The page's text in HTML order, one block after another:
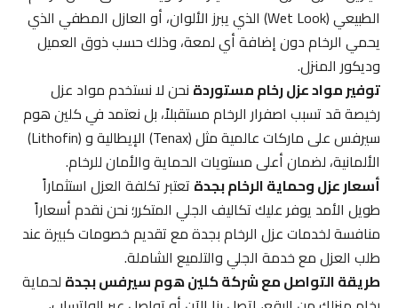
الطبيعي (Wet Look) الذي يبرز الألوان، أو العازل المطفي الذي
يحمي الرخام دون إضافة أي لمعة، وذلك حسب ذوق العميل
وديكور المنزل.
توفير مواد عزل رخام مستوردةنحن لا نستخدم مواد عزل
رخيصة قد تسبب اصفرار الرخام مستقبلاً، بل نعتمد في كلين هوم
سيرفس على ماركات عالمية مثل (Tenax) الإيطالية و (Lithofin)
الألمانية، لضمان أعلى مستويات الحماية والأمان للرخام.
أسعار عزل وحماية الرخام بجدةتعتبر تكلفة العزل استثماراً
طويل الأمد يوفر عليك تكاليف الجلي المتكرر؛ نحن نقدم أسعاراً
منافسة لخدمات عزل الرخام بجدة مع تقديم خصومات كبيرة عند
طلب العزل مع خدمة الجلي والتلميع الشاملة.
طريقة التواصل مع شركة كلين هوم سيرفس بجدةلحماية